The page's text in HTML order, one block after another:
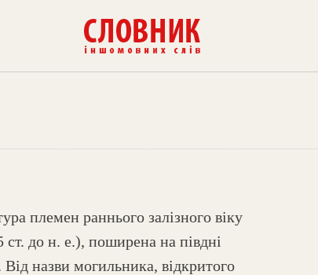
племен раннього залізного віку
до н. е.), поширена на півдні
назви могильника, відкритого